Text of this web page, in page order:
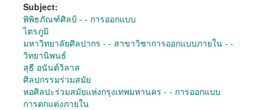
Subject:
พิพิธภัณฑ์ศิลป์ - - การออกแบบ
ไตรภูมิ
มหาวิทยาลัยศิลปากร - - สาขาวิชาการออกแบบภายใน - -
วิทยานิพนธ์
สุธี อนันต์วิลาส
ศิลปกรรมร่วมสมัย
หอศิลปะร่วมสมัยแห่งกรุงเทพมหานคร - - การออกแบบ
การตกแต่งภายใน